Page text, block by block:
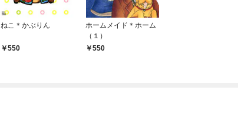
ねこ＊かぶりん
550
ホームメイド＊ホーム
（１）
550